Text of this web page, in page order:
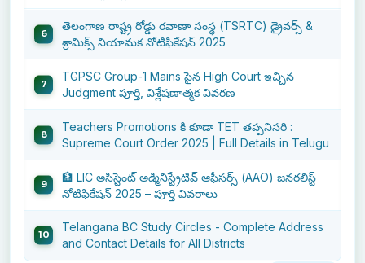
తెలంగాణ రాష్ట్ర రోడ్డు రవాణా సంస్థ (TSRTC) డ్రైవర్స్ &
శ్రామిక్స్ నియామక నోటిఫికేషన్ 2025
TGPSC Group-1 Mains పైన High Court ఇచ్చిన
Judgment పూర్తి, విశ్లేషణాత్మక వివరణ
Teachers Promotions కి కూడా TET తప్పనిసరి :
Supreme Court Order 2025 | Full Details in Telugu
🏦 LIC అసిస్టెంట్ అడ్మినిస్ట్రేటివ్ ఆఫీసర్స్ (AAO) జనరలిస్ట్
నోటిఫికేషన్ 2025 – పూర్తి వివరాలు
Telangana BC Study Circles - Complete Address
and Contact Details for All Districts